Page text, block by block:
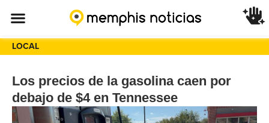
LOCAL
Los precios de la gasolina caen por
debajo de $4 en Tennessee